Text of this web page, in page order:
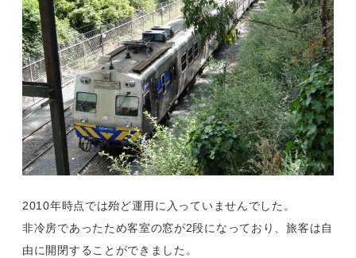
2010年時点では殆ど運用に入っていませんでした。
非冷房であったため客室の窓が2段になっており、旅客は自
由に開閉することができました。